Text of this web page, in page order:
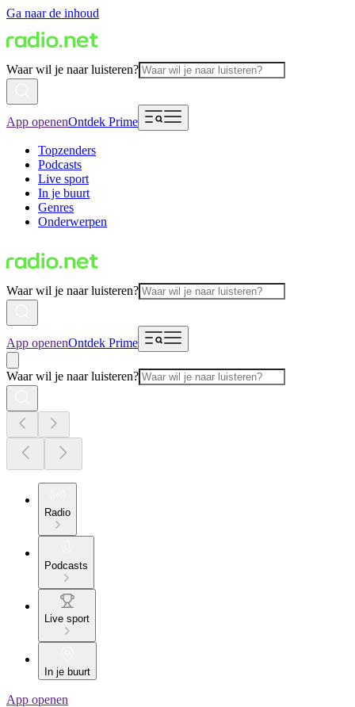
Ga naar de inhoud
Waar wil je naar luisteren?
App openenOntdek Prime
Topzenders
Podcasts
Live sport
In je buurt
Genres
Onderwerpen
Waar wil je naar luisteren?
App openenOntdek Prime
Waar wil je naar luisteren?
Radio
Podcasts
Live sport
In je buurt
App openen